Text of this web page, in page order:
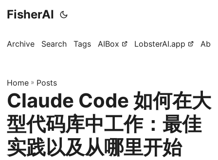
FisherAI
Archive Search Tags AIBox LobsterAI.app
Home » Posts
Claude Code 如何在大
型代码库中工作：最佳
实践以及从哪里开始